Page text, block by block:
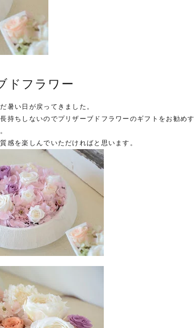
ドフラワー
暑い日が戻ってきました。
持ちしないのでプリザーブドフラワーのギフトをお勧めす
感を楽しんでいただければと思います。